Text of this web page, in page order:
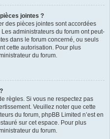
jointes ?
des pièces jointes sont accordées
administrateurs du forum ont peut-
dans le forum concerné, ou seuls
cette autorisation. Pour plus
du forum.
règles. Si vous ne respectez pas
Veuillez noter que cette
du forum, phpBB Limited n’est en
sur cet espace. Pour plus
du forum.